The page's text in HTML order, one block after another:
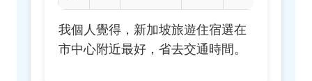
我個人覺得，新加坡旅遊住宿選在
市中心附近最好，省去交通時間。